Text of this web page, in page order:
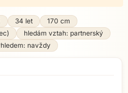
34 let
170 cm
hledám vztah: partnerský
navždy